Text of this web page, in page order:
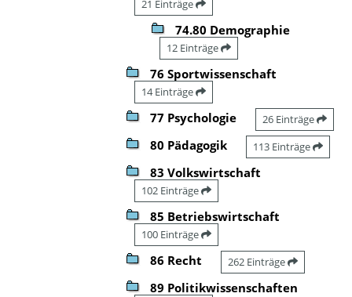
21 Einträge
74.80 Demographie
12 Einträge
76 Sportwissenschaft
14 Einträge
77 Psychologie 26 Einträge
80 Pädagogik 113 Einträge
83 Volkswirtschaft
102 Einträge
85 Betriebswirtschaft
100 Einträge
86 Recht 262 Einträge
89 Politikwissenschaften